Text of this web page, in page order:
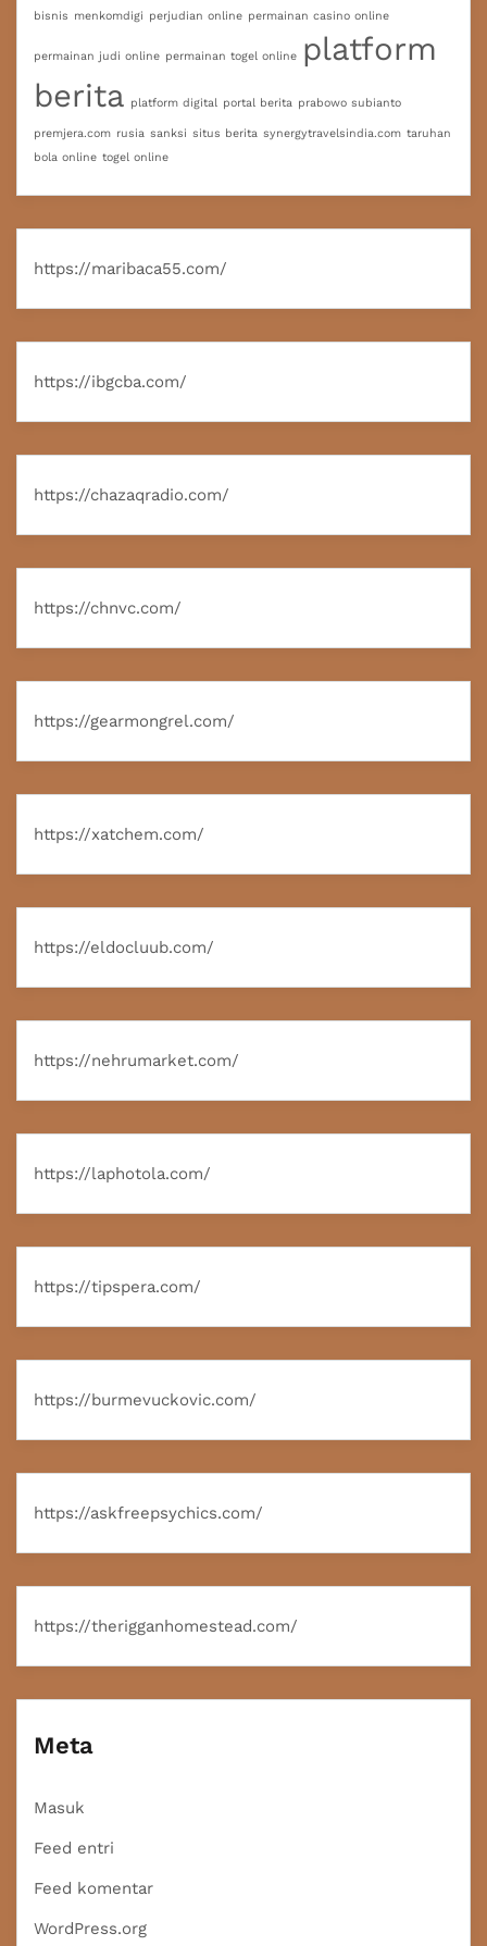
bisnis menkomdigi perjudian online permainan casino online
permainan judi online permainan togel online platform
berita platform digital portal berita prabowo subianto
premjera.com rusia sanksi situs berita synergytravelsindia.com taruhan
bola online togel online
https://maribaca55.com/
https://ibgcba.com/
https://chazaqradio.com/
https://chnvc.com/
https://gearmongrel.com/
https://xatchem.com/
https://eldocluub.com/
https://nehrumarket.com/
https://laphotola.com/
https://tipspera.com/
https://burmevuckovic.com/
https://askfreepsychics.com/
https://therigganhomestead.com/
Meta
Masuk
Feed entri
Feed komentar
WordPress.org